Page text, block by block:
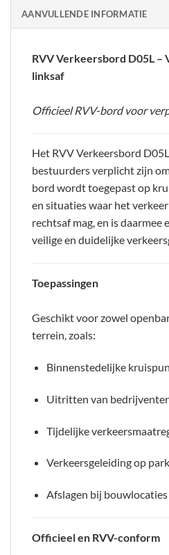
AANVULLENDE INFORMATIE
RVV Verkeersbord D05L
linksaf
Officieel RVV-bord voor
Het RVV Verkeersbord
bestuurders verplicht zijn
bord wordt toegepast op
en situaties waar het
rechtsaf mag, en is daarmee
veilige en duidelijke
Toepassingen
Geschikt voor zowel
terrein, zoals:
Binnenstedelijke
Uitritten van
Tijdelijke
Verkeersgeleiding op
Afslagen bij
Officieel en RVV-conform